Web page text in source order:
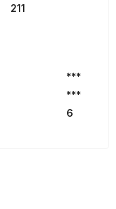
211
***
***
6